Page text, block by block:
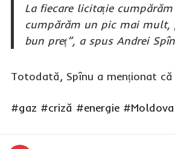
La fiecare licitație
cumpărăm un pic mai mult,
bun preț”, a spus Andrei
Totodată, Spînu a menționat
#gaz #criză #energie #Moldova
LinkedIn